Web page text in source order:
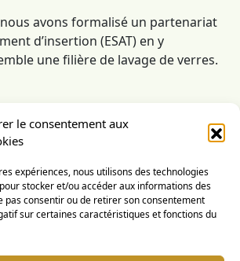
le consentement aux
expériences, nous utilisons des technologies
stocker et/ou accéder aux informations des
pas consentir ou de retirer son consentement
sur certaines caractéristiques et fonctions du
nous avons formalisé un partenariat
d’insertion (ESAT) en y
une filière de lavage de verres.
- D'une bière, deux coups
siège social